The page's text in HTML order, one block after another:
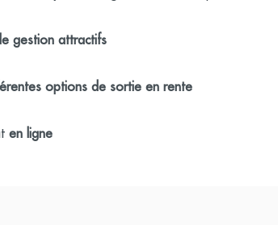
gestion attractifs
options de sortie en rente
en ligne